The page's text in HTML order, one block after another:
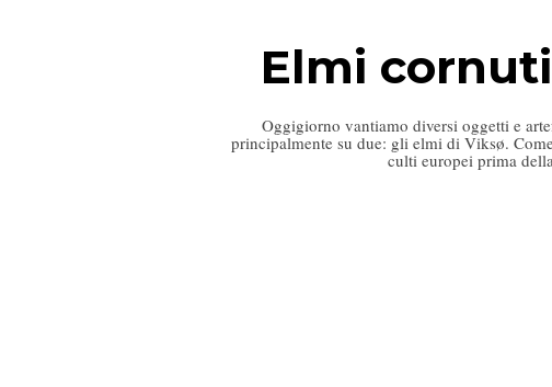
Elmi
Oggigiorno vantiamo diversi oggetti e
principalmente su due: gli elmi di Viksø.
culti europei prima